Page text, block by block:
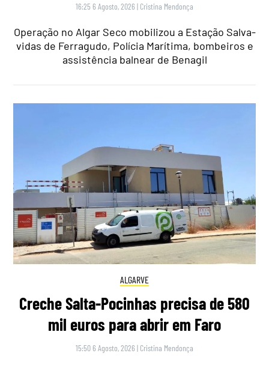
16:25 6 Agosto, 2026 | Cristina Mendonça
Operação no Algar Seco mobilizou a Estação Salva-
vidas de Ferragudo, Polícia Marítima, bombeiros e
assistência balnear de Benagil
ALGARVE
Creche Salta-Pocinhas precisa de 580
mil euros para abrir em Faro
15:50 6 Agosto, 2026 | Cristina Mendonça